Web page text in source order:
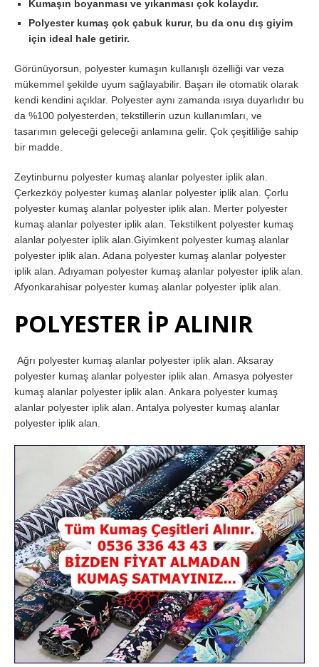
Kumaşın boyanması ve yıkanması çok kolaydır.
Polyester kumaş çok çabuk kurur, bu da onu dış giyim
için ideal hale getirir.
Görünüyorsun, polyester kumaşın kullanışlı özelliği var veza
mükemmel şekilde uyum sağlayabilir. Başarı ile otomatik olarak
kendi kendini açıklar. Polyester aynı zamanda ısıya duyarlıdır bu
da %100 polyesterden, tekstillerin uzun kullanımları, ve
tasarımın geleceği geleceği anlamına gelir. Çok çeşitliliğe sahip
bir madde.
Zeytinburnu polyester kumaş alanlar polyester iplik alan.
Çerkezköy polyester kumaş alanlar polyester iplik alan. Çorlu
polyester kumaş alanlar polyester iplik alan. Merter polyester
kumaş alanlar polyester iplik alan. Tekstilkent polyester kumaş
alanlar polyester iplik alan.Giyimkent polyester kumaş alanlar
polyester iplik alan. Adana polyester kumaş alanlar polyester
iplik alan. Adıyaman polyester kumaş alanlar polyester iplik alan.
Afyonkarahisar polyester kumaş alanlar polyester iplik alan.
POLYESTER İP ALINIR
Ağrı polyester kumaş alanlar polyester iplik alan. Aksaray
polyester kumaş alanlar polyester iplik alan. Amasya polyester
kumaş alanlar polyester iplik alan. Ankara polyester kumaş
alanlar polyester iplik alan. Antalya polyester kumaş alanlar
polyester iplik alan.